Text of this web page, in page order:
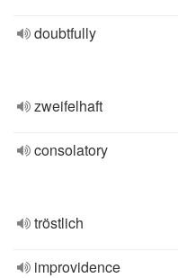
doubtfully
zweifelhaft
consolatory
tröstlich
improvidence